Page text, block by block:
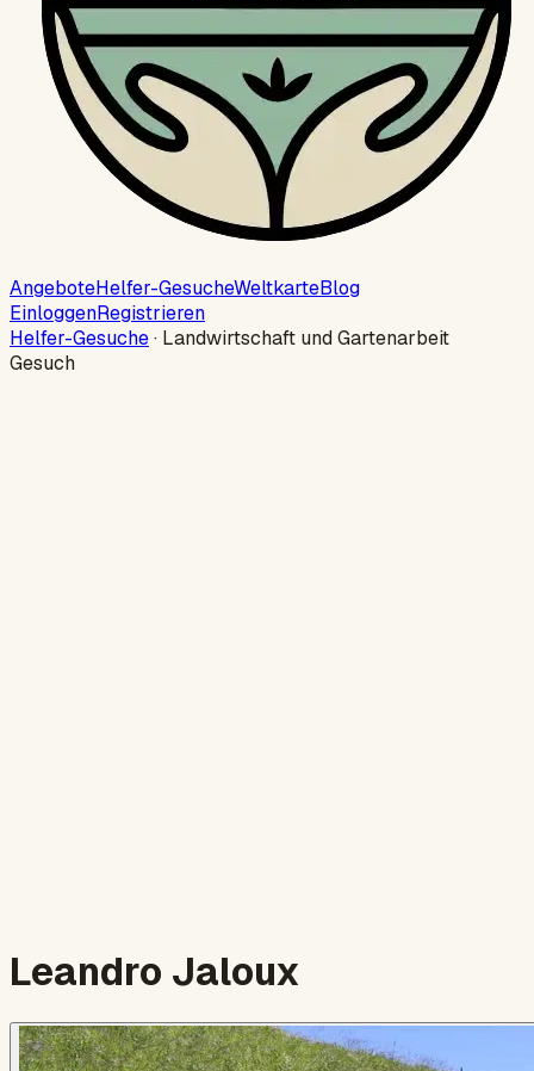
AngeboteHelfer-GesucheWeltkarteBlog
EinloggenRegistrieren
Helfer-Gesuche· Landwirtschaft und Gartenarbeit
Gesuch
Leandro Jaloux